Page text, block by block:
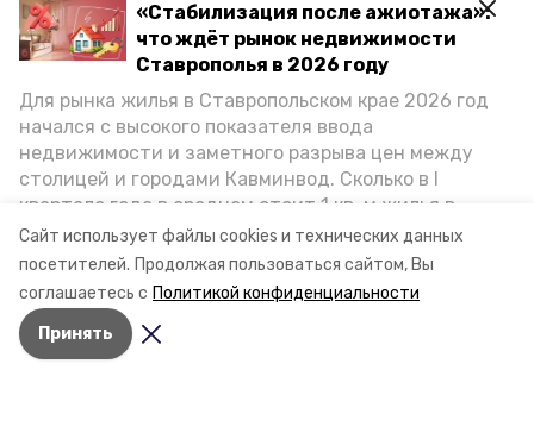
Сайт использует файлы cookies и технических данных
посетителей. Продолжая пользоваться сайтом, Вы
соглашаетесь с Политикой конфиденциальности
Принять
«Стабилизация после ажиотажа»:
что ждёт рынок недвижимости
Ставрополья в 2026 году
Для рынка жилья в Ставропольском крае 2026 год
начался с высокого показателя ввода
недвижимости и заметного разрыва цен между
столицей и городами Кавминвод. Сколько в I
квартале года в среднем стоит 1 кв. м жилья в
городах и округах региона, как изменился спрос на
первичку и вторичку, какова себестоимость
стройки собственного жилья в этом году и какие
прогнозы о стоимости квадратных метров дают
эксперты, выясняла корреспондент «Победы26».
Жители Предгорного
округа попались на
взятке полицейскому в
размере 160 тысяч рублей
Двое мужчин передали деньги сотруднику
правоохранительных органов за непроведение
процессуальной проверки в отношении одного из
подозреваемых, осуществляющего свою деятельность
без соответствующей лицензии. Об этом сообщили в
следственном комитете Ставропольского края.
14 марта 2022, 10:49